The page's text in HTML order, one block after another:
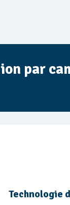
par
Technologie